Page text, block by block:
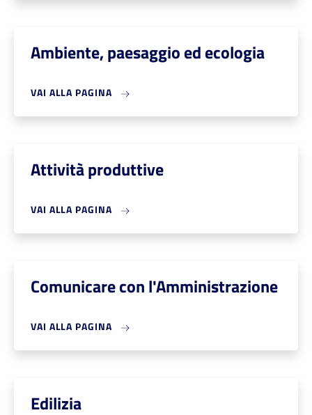
Ambiente, paesaggio ed ecologia
VAI ALLA PAGINA
Attività produttive
VAI ALLA PAGINA
Comunicare con l'Amministrazione
VAI ALLA PAGINA
Edilizia